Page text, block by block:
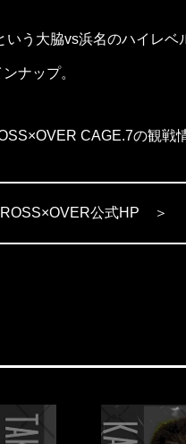
う大脇vs浜名のハイレ
ナップ。
CAGE.7の観戦
公式HP ＞